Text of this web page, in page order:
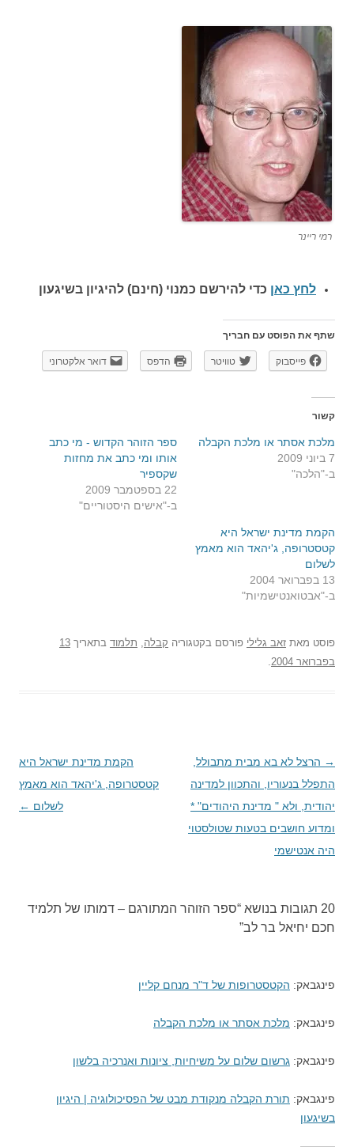
רמי ריינר
לחץ כאן כדי להירשם כמנוי (חינם) להיגיון בשיגעון
שתף את הפוסט עם חבריך
פייסבוק טוויטר הדפס דואר אלקטרוני
קשור
מלכת אסתר או מלכת הקבלה
7 ביוני 2009
ב-"הלכה"
ספר הזוהר הקדוש - מי כתב
אותו ומי כתב את מחזות
שקספיר
22 בספטמבר 2009
ב-"אישים היסטוריים"
הקמת מדינת ישראל היא
קטסטרופה, ג'יהאד הוא מאמץ
לשלום
13 בפברואר 2004
ב-"אבטואנטישמיות"
פוסט מאת זאב גלילי פורסם בקטגוריה קבלה, תלמוד בתאריך 13
בפברואר 2004
.
ניווט
בפוסטים
→ הרצל לא בא מבית מתבולל,
התפלל בנעוריו, והתכוון למדינה
יהודית, ולא " מדינת היהודים" *
ומדוע חושבים בטעות שטולסטוי
היה אנטישמי
הקמת מדינת ישראל היא
קטסטרופה, ג'יהאד הוא מאמץ
לשלום ←
20 תגובות בנושא “
ספר הזוהר המתורגם – דמותו של תלמיד
חכם יחיאל בר לב”
פינגבאק: הקטסטרופות של ד"ר מנחם קליין
פינגבאק: מלכת אסתר או מלכת הקבלה
פינגבאק: גרשום שלום על משיחיות, ציונות ואנרכיה בלשון
פינגבאק: תורת הקבלה מנקודת מבט של הפסיכולוגיה | היגיון
בשיגעון